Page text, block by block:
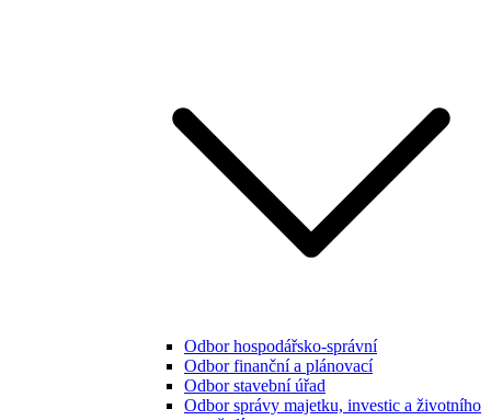
Odbor hospodářsko-správní
Odbor finanční a plánovací
Odbor stavební úřad
Odbor správy majetku, investic a životního